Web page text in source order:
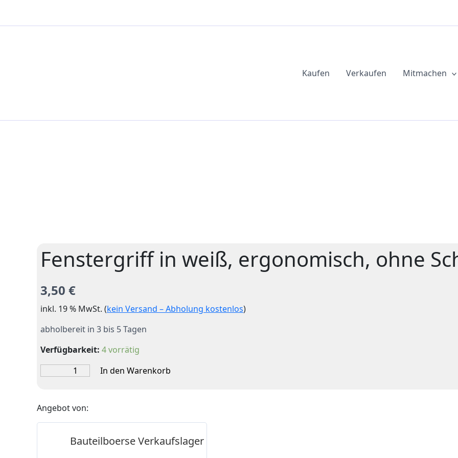
Kaufen Verkaufen Mitmachen
Fenstergriff in weiß, ergonomisch, ohne
3,50€
inkl. 19 % MwSt. (kein Versand – Abholung kostenlos)
abholbereit in 3 bis 5 Tagen
Verfügbarkeit: 4 vorrätig
Fenstergriff
in
ohne
Schloss
In den Warenkorb
Angebot von:
Bauteilboerse Verkaufslager